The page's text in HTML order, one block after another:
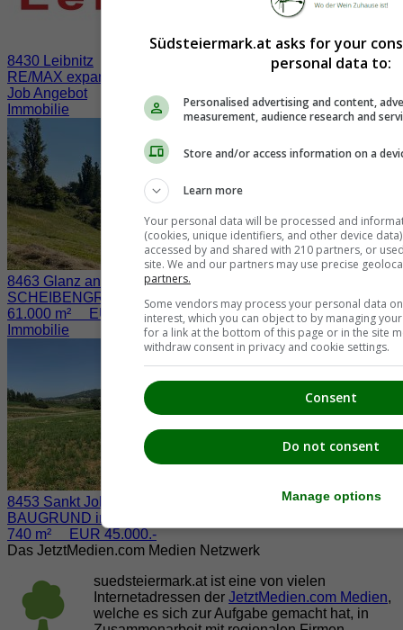
8430 Leibnitz
RE/MAX expandiert in der Südsteiermark
Job Angebot
Immobilie
8463 Glanz an der Weinstraße / Fötschach
SCHEIBENGRUND nahe der WEINSTRASSE
61.000 m² EUR 730.000.-
Immobilie
8453 Sankt Johann im Saggautal / Eichberg
BAUGRUND inkl. BAUBESCHEID
740 m² EUR 45.000.-
Das JetztMedien.com Medien Netzwerk
suedsteiermark.at ist eine von vielen
Internetadressen der JetztMedien.com Medien,
welche es sich zur Aufgabe gemacht hat, in
Südsteiermark.at asks for your
personal data to:
Personalised advertising and content,
measurement, audience research and
Store and/or access information on a
Learn more
Your personal data will be processed and
(cookies, unique identifiers, and other device
accessed by and shared with 210 partners, or
site. We and our partners may use precise
partners.
Some vendors may process your personal data
interest, which you can object to by managing
for a link at the bottom of this page or in the site
withdraw consent in privacy and cookie settings.
Consent
Do not consent
Manage options